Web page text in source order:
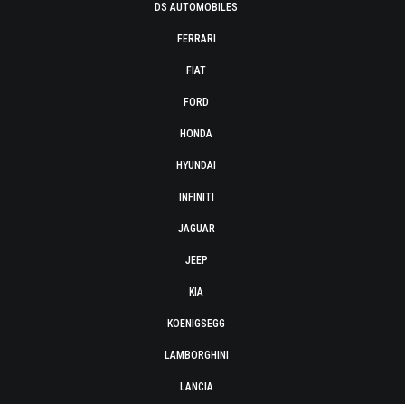
DS AUTOMOBILES
FERRARI
FIAT
FORD
HONDA
HYUNDAI
INFINITI
JAGUAR
JEEP
KIA
KOENIGSEGG
LAMBORGHINI
LANCIA